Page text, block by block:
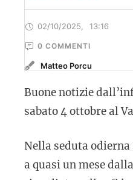
02/10/2025, 13:16
0 COMMENTI
Matteo Porcu
Buone notizie
sabato 4 ottobre al
Nella seduta
a quasi un mese